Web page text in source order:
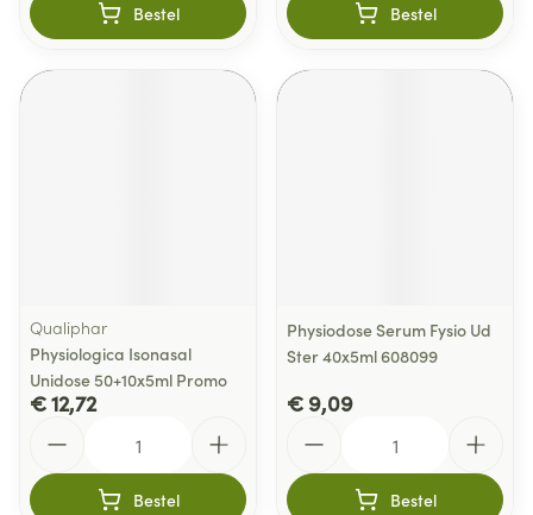
Bestel Bestel
Qualiphar
Physiologica Isonasal
Unidose 50+10x5ml Promo
€ 12,72
Bestel
Physiodose Serum Fysio Ud
Ster 40x5ml 608099
€ 9,09
Bestel